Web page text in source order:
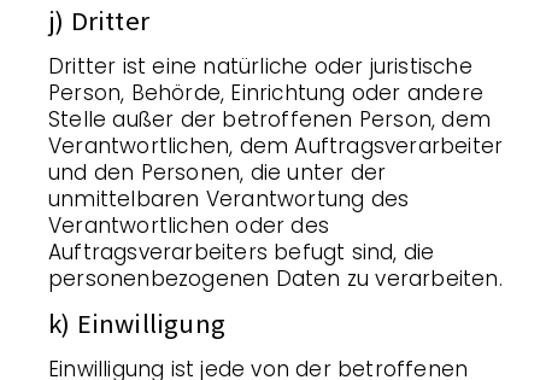
j) Dritter
Dritter ist eine natürliche oder juristische
Person, Behörde, Einrichtung oder andere
Stelle außer der betroffenen Person, dem
Verantwortlichen, dem Auftragsverarbeiter
und den Personen, die unter der
unmittelbaren Verantwortung des
Verantwortlichen oder des
Auftragsverarbeiters befugt sind, die
personenbezogenen Daten zu verarbeiten.
k) Einwilligung
Einwilligung ist jede von der betroffenen